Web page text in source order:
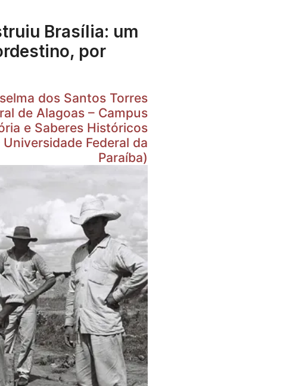
Brasília: um
por
dos Santos Torres
de Alagoas – Campus
e Saberes Históricos
Federal da
Paraíba)